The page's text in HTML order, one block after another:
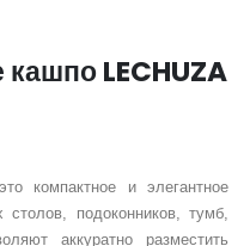
LECHUZA
компактное и элегантное
подоконников, тумб,
аккуратно разместить